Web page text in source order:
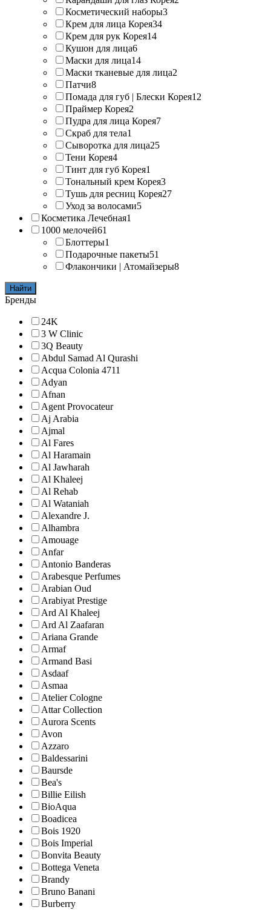
Косметический наборы3
Крем для лица Корея34
Крем для рук Корея14
Кушон для лица6
Маски для лица14
Маски тканевые для лица2
Патчи8
Помада для губ | Блески Корея12
Праймер Корея2
Пудра для лица Корея7
Скраб для тела1
Сыворотка для лица25
Тени Корея4
Тинт для губ Корея1
Тональный крем Корея3
Тушь для ресниц Корея27
Уход за волосами5
Косметика Лечебная1
1000 мелочей61
Блоттеры1
Подарочные пакеты51
Флакончики | Атомайзеры8
Найти
Бренды
24K
3 W Clinic
3Q Beauty
Abdul Samad Al Qurashi
Acqua Colonia 4711
Adyan
Afnan
Agent Provocateur
Aj Arabia
Ajmal
Al Fares
Al Haramain
Al Jawharah
Al Khaleej
Al Rehab
Al Wataniah
Alexandre J.
Alhambra
Amouage
Anfar
Antonio Banderas
Arabesque Perfumes
Arabian Oud
Arabiyat Prestige
Ard Al Khaleej
Ard Al Zaafaran
Ariana Grande
Armaf
Armand Basi
Asdaaf
Asmaa
Atelier Cologne
Attar Collection
Aurora Scents
Avon
Azzaro
Baldessarini
Baursde
Bea's
Billie Eilish
BioAqua
Boadicea
Bois 1920
Bois Imperial
Bonvita Beauty
Bottega Veneta
Brandy
Bruno Banani
Burberry